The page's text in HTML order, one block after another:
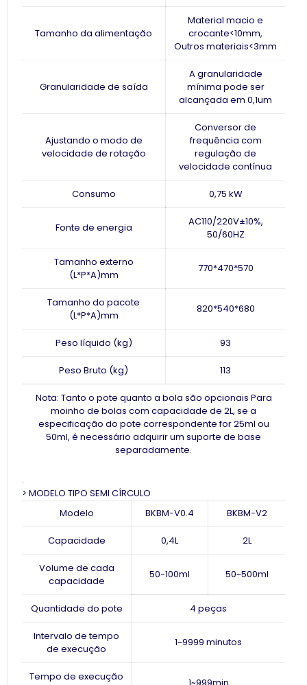
Tamanho da alimentação
Material macio e
crocante<10mm,
Outros materiais<3mm
Granularidade de saída
A granularidade
mínima pode ser
alcançada em 0,1um
Ajustando o modo de
velocidade de rotação
Conversor de
frequência com
regulação de
velocidade contínua
Consumo 0,75 kW
Fonte de energia
AC110/220V±10%,
50/60HZ
Tamanho externo
(L*P*A)mm
770*470*570
Tamanho do pacote
(L*P*A)mm
820*540*680
Peso líquido (kg) 93
Peso Bruto (kg) 113
Nota: Tanto o pote quanto a bola são opcionais Para
moinho de bolas com capacidade de 2L, se a
especificação do pote correspondente for 25ml ou
50ml, é necessário adquirir um suporte de base
separadamente.
.
> MODELO TIPO SEMI CÍRCULO
Modelo
BKBM-V0.4 BKBM-V2
Capacidade 0,4L 2L
Volume de cada
capacidade
50-100ml 50~500ml
Quantidade do pote 4 peças
Intervalo de tempo
de execução
1~9999 minutos
Tempo de execução